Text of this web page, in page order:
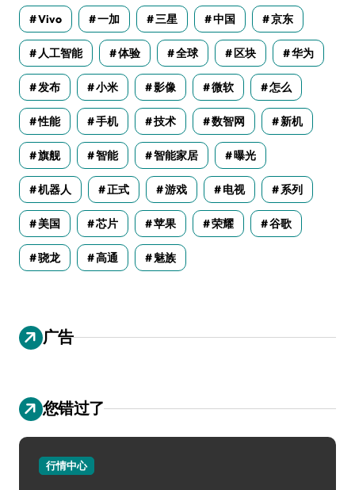
Vivo 一加 三星 中国 京东
人工智能 体验 全球 区块 华为
发布 小米 影像 微软 怎么
性能 手机 技术 数智网 新机
旗舰 智能 智能家居 曝光
机器人 正式 游戏 电视 系列
美国 芯片 苹果 荣耀 谷歌
骁龙 高通 魅族
广告
您错过了
行情中心